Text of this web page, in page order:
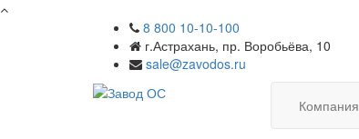
8 800 10-10-100
г.Астрахань, пр. Воробьёва, 10
sale@zavodos.ru
Компания